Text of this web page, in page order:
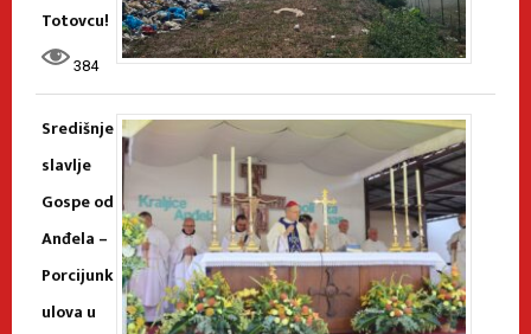
Totovcu!
384
Središnje
slavlje
Gospe od
Anđela –
Porcijunk
ulova u